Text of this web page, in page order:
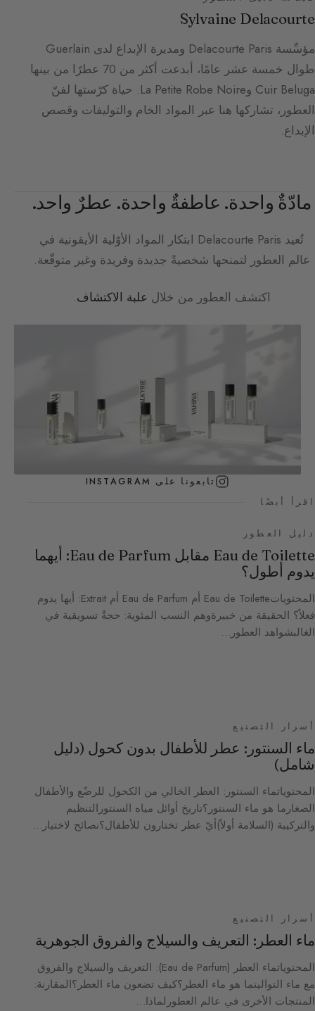
Sylvaine Delacourte
مؤسِّسة Delacourte Paris ومديرة الإبداع لدى Guerlain
طوال خمسة عشر عامًا، أبدعت أكثر من 70 عطرًا من بينها
Cuir Beluga وLa Petite Robe Noire. حياة كرّستها لفنّ
العطور، تشاركها هنا عبر المواد الخام والتوليفات وقصص
الإبداع.
مادّةٌ واحدة. عاطفةٌ واحدة. عطرٌ واحد.
تُعيد Delacourte Paris ابتكار المواد الأوّلية الأيقونية في
عالم العطور لتمنحها شخصيةً جديدة وفريدة وغير متوقّعة.
اكتشف العطور من خلال علبة الاكتشاف.
تابعونا على INSTAGRAM
اقرأ أيضًا
دليل العطور
Eau de Toilette مقابل Eau de Parfum: أيهما
يدوم أطول؟
المحتوياتEau de Toilette أم Eau de Parfum أم Extrait: أيها يدوم
فعلاً؟ الحقيقة من خبيرةوهم النسب المئوية: حجةٌ تسويقية في
الغالبشواهد العطور…
أسرار التصنيع
ماء السنتور: عطر للأطفال بدون كحول (دليل
شامل)
المحتوياتماء السنتور: العطر الخالي من الكحول للرضّع والأطفال
الصغارما هو ماء السنتور؟تاريخ أوائل مياه السنتورالتنظيم
والتركيبة (السلامة أولاً)أيّ عطر تختارون للأطفال؟نصائح لاختيار…
أسرار التصنيع
ماء العطر: التعريف والسيلاج والفروق الجوهرية
المحتوياتماء العطر (Eau de Parfum): التعريف والسيلاج والفروق
مع ماء التواليتما هو ماء العطر؟كيف تضعون ماء العطر؟المقارنة:
المنتجات الأخرى في عالم العطورلماذا…